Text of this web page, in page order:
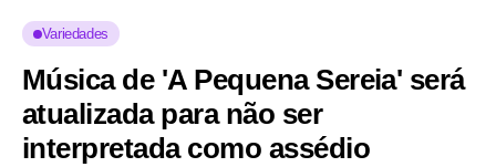
Variedades
Música de 'A Pequena Sereia' será
atualizada para não ser
interpretada como assédio